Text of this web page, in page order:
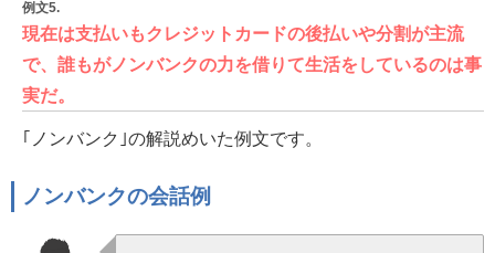
例文5.
現在は支払いもクレジットカードの後払いや分割が主流
で、誰もがノンバンクの力を借りて生活をしているのは事
実だ。
｢ノンバンク｣の解説めいた例文です。
ノンバンクの会話例